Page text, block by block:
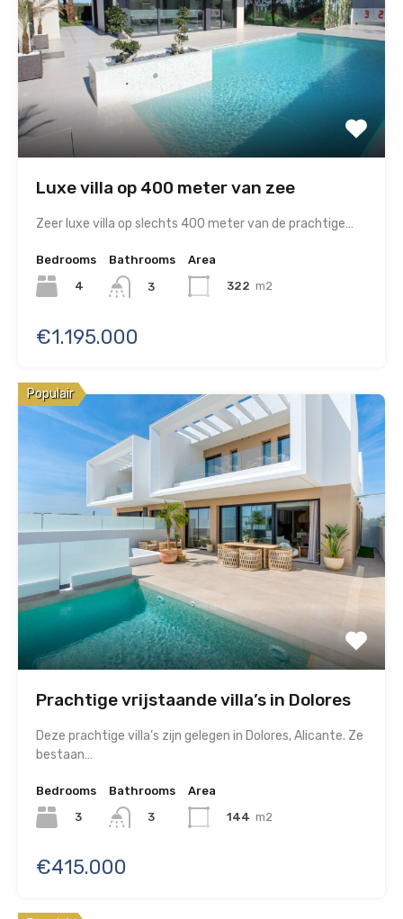
Luxe villa op 400 meter van zee
Zeer luxe villa op slechts 400 meter van de prachtige…
Bedrooms
4
Bathrooms
3
Area
322 m2
€1.195.000
Populair
Prachtige vrijstaande villa’s in Dolores
Deze prachtige villa’s zijn gelegen in Dolores, Alicante. Ze
bestaan…
Bedrooms
3
Bathrooms
3
Area
144 m2
€415.000